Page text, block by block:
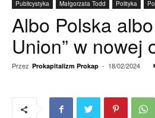
Publicystyka Małgorzata Todd Polityka
Albo Polska
Union” w nowej
Przez Prokapitalizm Prokap - 18/02/2024